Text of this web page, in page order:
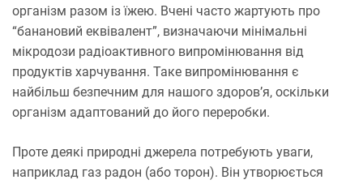
організм разом із їжею. Вчені часто жартують про
“банановий еквівалент”, визначаючи мінімальні
мікродози радіоактивного випромінювання від
продуктів харчування. Таке випромінювання є
найбільш безпечним для нашого здоров’я, оскільки
організм адаптований до його переробки.
Проте деякі природні джерела потребують уваги,
наприклад газ радон (або торон). Він утворюється